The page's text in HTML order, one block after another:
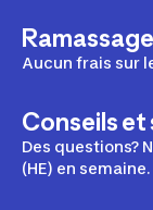
Aucun frais sur
Conseils
Des questions?
(HE) en semaine.